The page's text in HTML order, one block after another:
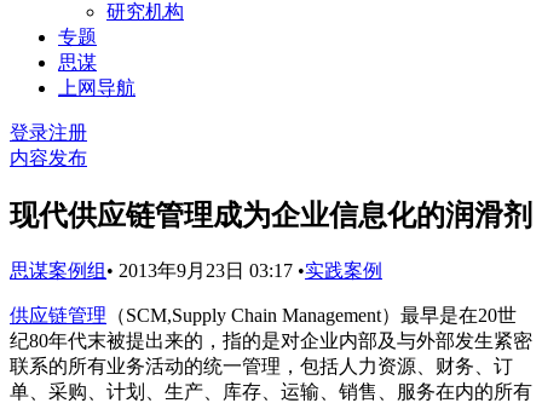
研究机构
专题
思谋
上网导航
登录注册
内容发布
现代供应链管理成为企业信息化的润滑剂
思谋案例组 • 2013年9月23日 03:17 •实践案例
供应链管理 （SCM,Supply Chain Management）最早是在20世
纪80年代末被提出来的，指的是对企业内部及与外部发生紧密
联系的所有业务活动的统一管理，包括人力资源、财务、订
单、采购、计划、生产、库存、运输、销售、服务在内的所有